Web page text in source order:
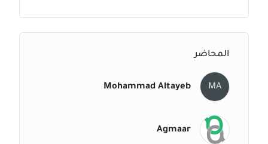
المحاضر
MA
Mohammad Altayeb
Agmaar